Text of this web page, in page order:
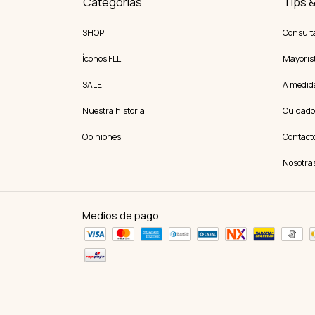
SHOP
Íconos FLL
SALE
Nuestra historia
Opiniones
A
Medios de pago